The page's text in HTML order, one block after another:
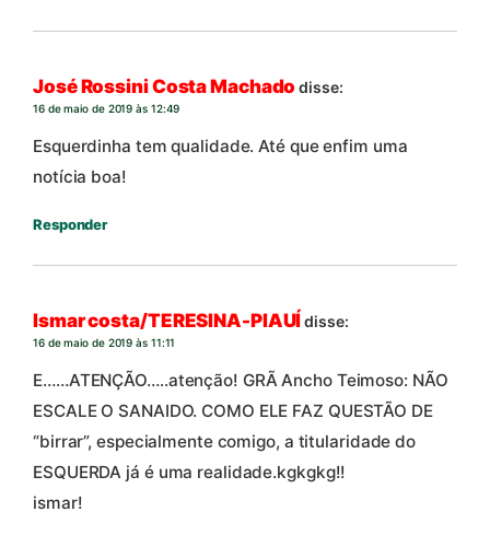
José Rossini Costa Machado disse:
16 de maio de 2019 às 12:49
Esquerdinha tem qualidade. Até que enfim uma
notícia boa!
Responder
Ismar costa/TERESINA-PIAUÍdisse:
16 de maio de 2019 às 11:11
E……ATENÇÃO…..atenção! GRÃ Ancho Teimoso: NÃO
ESCALE O SANAIDO. COMO ELE FAZ QUESTÃO DE
“birrar”, especialmente comigo, a titularidade do
ESQUERDA já é uma realidade.kgkgkg!!
ismar!